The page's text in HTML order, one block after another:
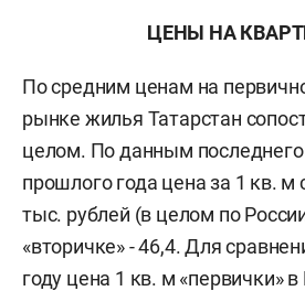
ЦЕНЫ НА
По средним ценам на
рынке жилья Татарстан
целом. По данным последнего
прошлого года цена за 1 кв. м
тыс. рублей (в целом по
«вторичке» - 46,4. Для
году цена 1 кв. м «первички»